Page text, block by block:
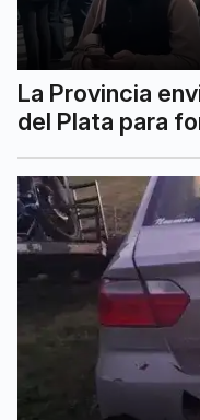
La Provincia
del Plata para